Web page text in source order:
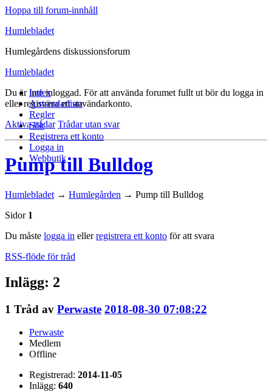
Hoppa till forum-innhåll
Humlebladet
Humlegårdens diskussionsforum
Humlebladet
Index
Användarlista
Regler
Sök
Registrera ett konto
Logga in
Webbutik
Du är inte inloggad. För att använda forumet fullt ut bör du logga in
eller registrera ett användarkonto.
Aktiva trådar Trådar utan svar
Pump till Bulldog
Humlebladet → Humlegården → Pump till Bulldog
Sidor 1
Du måste logga in ellerregistrera ett konto för att svara
RSS-flöde för tråd
Inlägg: 2
1 Tråd av Perwaste 2018-08-30 07:08:22
Perwaste
Medlem
Offline
Registrerad: 2014-11-05
Inlägg: 640